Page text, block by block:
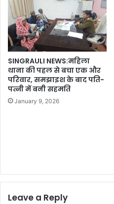
SINGRAULI NEWS:महिला
थाना की पहल से बचा एक और
परिवार, समझाइश के बाद पति-
पत्नी में बनी सहमति
January 9, 2026
Leave a Reply